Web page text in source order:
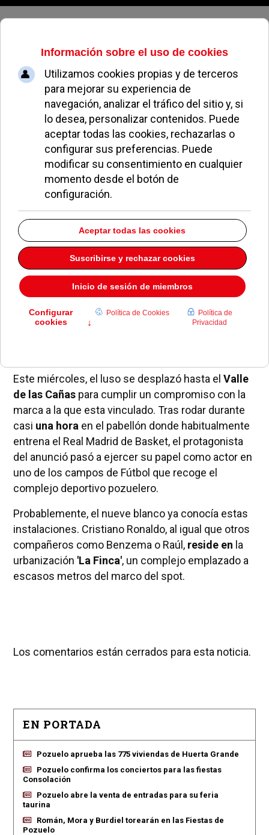
Lunes, 10 de agosto de 2026
Cristiano Ronaldo rueda un spot
en Pozuelo
VÍCTOR CARMENA NOTICIAS DE POZUELO 28 ENERO 2010
La firma deportiva Nike eligió nuestra localidad para
Este miércoles, el luso se desplazó hasta el Valle
de las Cañaspara cumplir un compromiso con la
marca a la que esta vinculado. Tras rodar durante
casi una hora en el pabellón donde habitualmente
entrena el Real Madrid de Basket, el protagonista
del anunció pasó a ejercer su papel como actor en
uno de los campos de Fútbol que recoge el
complejo deportivo pozuelero.
Probablemente, el nueve blanco ya conocía estas
instalaciones. Cristiano Ronaldo, al igual que otros
compañeros como Benzema o Raúl, reside en la
urbanización 'La Finca', un complejo emplazado a
escasos metros del marco del spot.
Los comentarios están cerrados para esta noticia.
EN PORTADA
Pozuelo aprueba las 775 viviendas de Huerta Grande
Pozuelo confirma los conciertos para las fiestas
Consolación
Pozuelo abre la venta de entradas para su feria
taurina
Román, Mora y Burdiel torearán en las Fiestas de
Pozuelo